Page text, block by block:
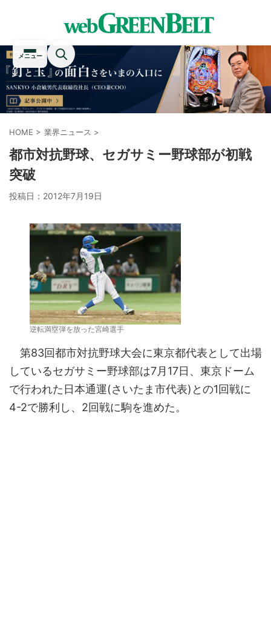
メニュー
HOME > 業界ニュース >
都市対抗野球、セガサミー野球部が初戦
突破
投稿日： 2012年7月19日
逆転満塁弾を放った宮崎選手
第83回都市対抗野球大会に東京都代表として出場
しているセガサミー野球部は7月17日、東京ドーム
で行われた日本通運(さいたま市代表)との1回戦に
4-2で勝利し、2回戦に駒を進めた。